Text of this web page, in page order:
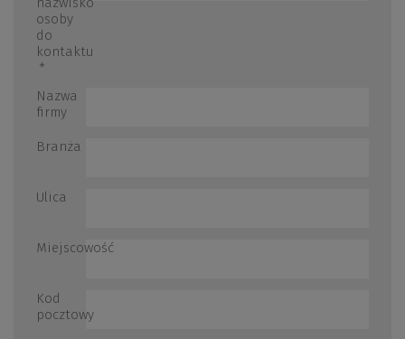
osoby
do
kontaktu
*
Nazwa
firmy
Branża
Ulica
Miejscowość
Kod
pocztowy